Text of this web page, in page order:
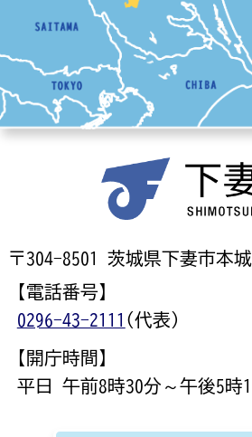
〒304-8501 茨城県下妻市本
【電話番号】
0296-43-2111 (代表)
【開庁時間】
平日 午前8時30分～午後5時